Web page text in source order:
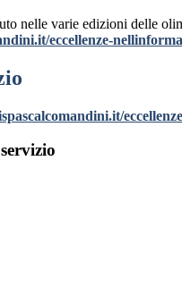
nelle varie edizioni delle
eccellenze-